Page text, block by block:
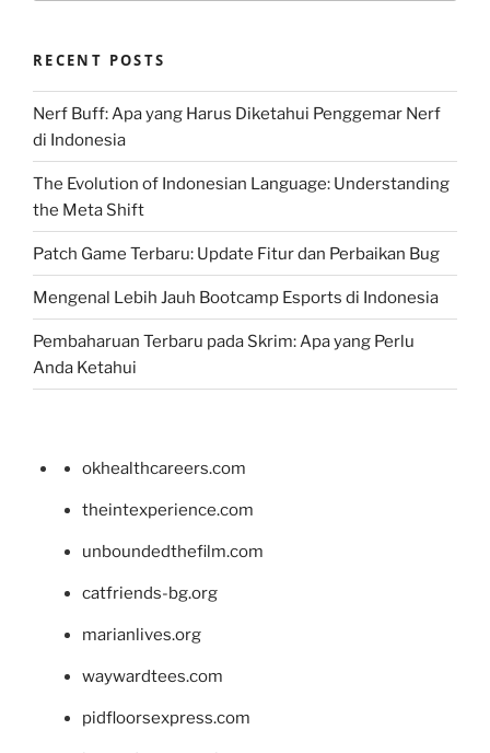
RECENT POSTS
Nerf Buff: Apa yang Harus Diketahui Penggemar Nerf
di Indonesia
The Evolution of Indonesian Language: Understanding
the Meta Shift
Patch Game Terbaru: Update Fitur dan Perbaikan Bug
Mengenal Lebih Jauh Bootcamp Esports di Indonesia
Pembaharuan Terbaru pada Skrim: Apa yang Perlu
Anda Ketahui
okhealthcareers.com
theintexperience.com
unboundedthefilm.com
catfriends-bg.org
marianlives.org
waywardtees.com
pidfloorsexpress.com